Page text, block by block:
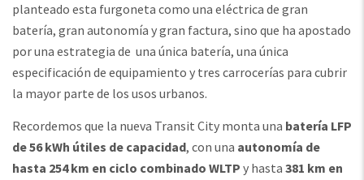
planteado esta furgoneta como una eléctrica de gran
batería, gran autonomía y gran factura, sino que ha apostado
por una estrategia de una única batería, una única
especificación de equipamiento y tres carrocerías para cubrir
la mayor parte de los usos urbanos.
Recordemos que la nueva Transit City monta una batería LFP
de 56 kWh útiles de capacidad, con una autonomía de
hasta 254 km en ciclo combinado WLTP y hasta 381 km en